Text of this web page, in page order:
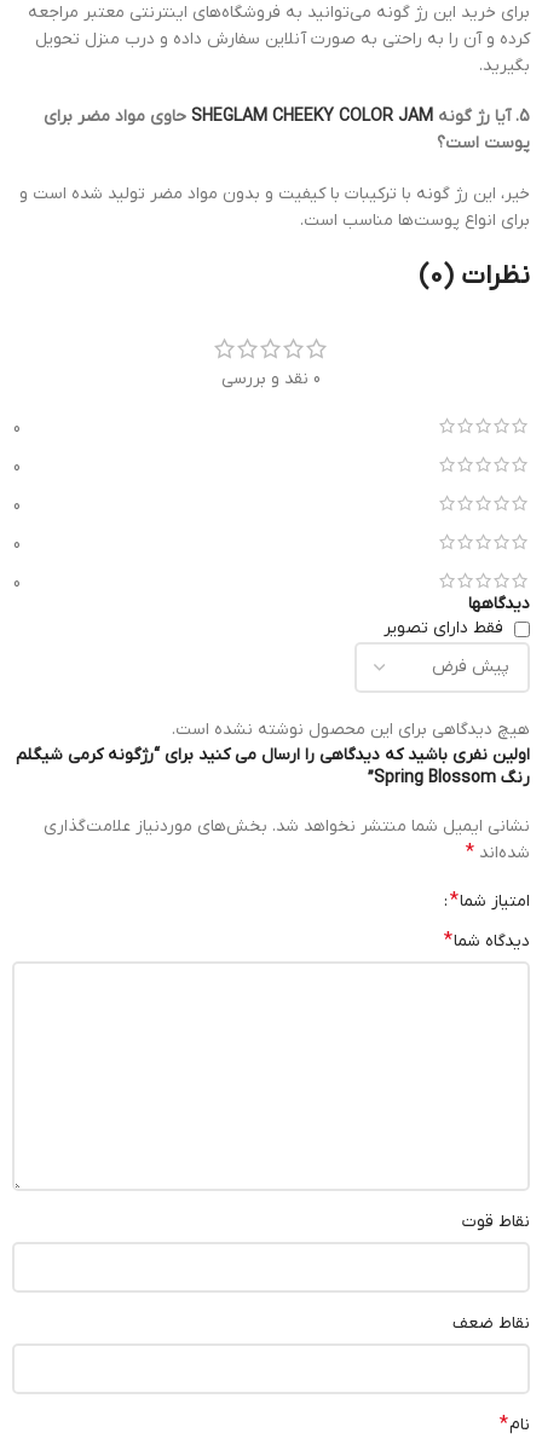
برای خرید این رژ گونه می‌توانید به فروشگاه‌های اینترنتی معتبر مراجعه
کرده و آن را به راحتی به صورت آنلاین سفارش داده و درب منزل تحویل
بگیرید.
5. آیا رژ گونه SHEGLAM CHEEKY COLOR JAM حاوی مواد مضر برای
پوست است؟
خیر، این رژ گونه با ترکیبات با کیفیت و بدون مواد مضر تولید شده است و
برای انواع پوست‌ها مناسب است.
نظرات (0)
0 نقد و بررسی
0
0
0
0
0
دیدگاهها
فقط دارای تصویر
هیچ دیدگاهی برای این محصول نوشته نشده است.
اولین نفری باشید که دیدگاهی را ارسال می کنید برای “رژگونه کرمی شیگلم
رنگ Spring Blossom”
نشانی ایمیل شما منتشر نخواهد شد. بخش‌های موردنیاز علامت‌گذاری
شده‌اند *
امتیاز شما*
دیدگاه شما*
نقاط قوت
نقاط ضعف
نام*